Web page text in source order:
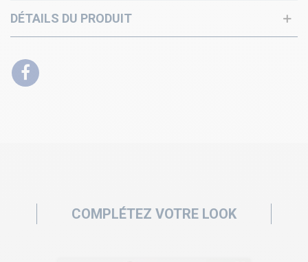
DÉTAILS DU PRODUIT
COMPLÉTEZ VOTRE LOOK